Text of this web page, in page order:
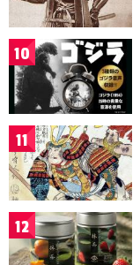
10
11
12